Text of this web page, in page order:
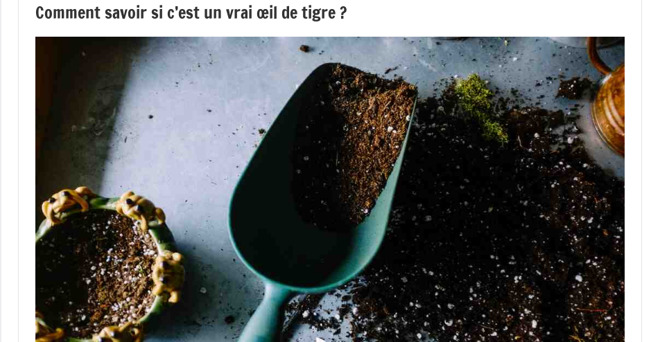
Comment savoir si c’est un vrai œil de tigre ?